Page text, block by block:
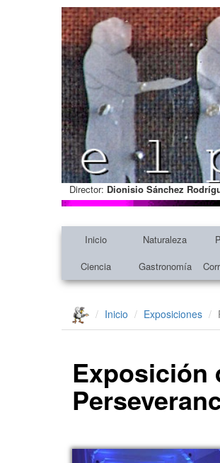
Director: Dionisio Sánchez
Inicio Naturaleza
Ciencia
Gastronomía
Inicio Exposiciones
Exposición